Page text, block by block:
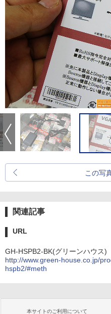
この写
関連記事
URL
GH-HSPB2-BK(グリーンハウス)
http://www.green-house.co.jp/
hspb2/#meth
本サイトのご利用について